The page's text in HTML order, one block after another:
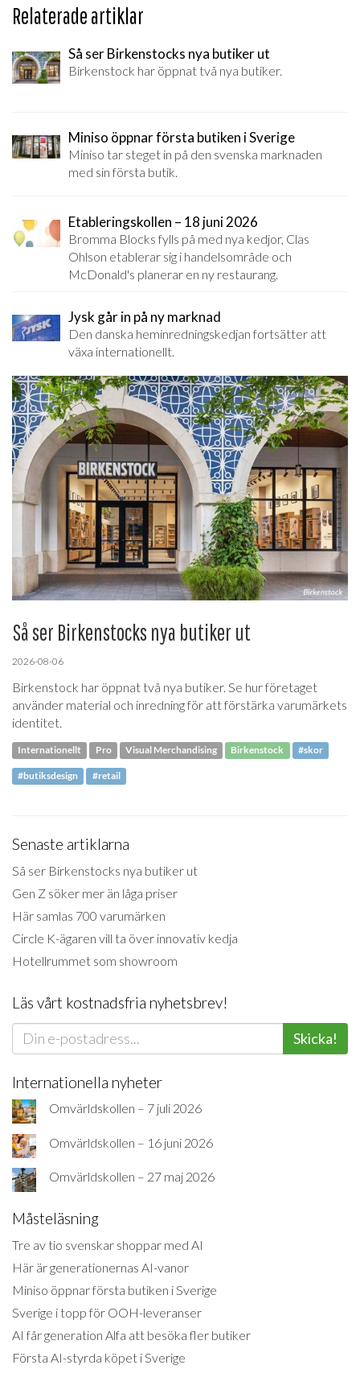
Relaterade artiklar
Så ser Birkenstocks nya butiker ut
Birkenstock har öppnat två nya butiker.
Miniso öppnar första butiken i Sverige
Miniso tar steget in på den svenska marknaden
med sin första butik.
Etableringskollen – 18 juni 2026
Bromma Blocks fylls på med nya kedjor, Clas
Ohlson etablerar sig i handelsområde och
McDonald's planerar en ny restaurang.
Jysk går in på ny marknad
Den danska heminredningskedjan fortsätter att
växa internationellt.
Så ser Birkenstocks nya butiker ut
2026-08-06
Birkenstock har öppnat två nya butiker. Se hur företaget
använder material och inredning för att förstärka varumärkets
identitet.
Internationellt Pro Visual Merchandising Birkenstock #skor
#butiksdesign #retail
Senaste artiklarna
Så ser Birkenstocks nya butiker ut
Gen Z söker mer än låga priser
Här samlas 700 varumärken
Circle K-ägaren vill ta över innovativ kedja
Hotellrummet som showroom
Läs vårt kostnadsfria nyhetsbrev!
Skicka!
Internationella nyheter
Omvärldskollen – 7 juli 2026
Omvärldskollen – 16 juni 2026
Omvärldskollen – 27 maj 2026
Måsteläsning
Tre av tio svenskar shoppar med AI
Här är generationernas AI-vanor
Miniso öppnar första butiken i Sverige
Sverige i topp för OOH-leveranser
AI får generation Alfa att besöka fler butiker
Första AI-styrda köpet i Sverige